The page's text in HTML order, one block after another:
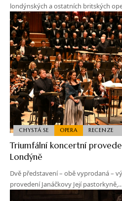
londýnských a ostatních britských
CHYSTÁ SE OPERA RECENZE
Triumfální koncertní
Londýně
Dvě představení – obě vyprodaná –
provedení Janáčkovy Její